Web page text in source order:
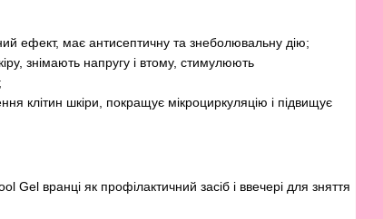
ефект, має антисептичну та знеболювальну дію;
знімають напругу і втому, стимулюють
клітин шкіри, покращує мікроциркуляцію і підвищує
Gel вранці як профілактичний засіб і ввечері для зняття